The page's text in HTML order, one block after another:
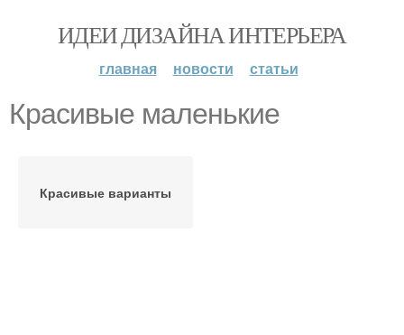
ИДЕИ ДИЗАЙНА ИНТЕРЬЕРА
главная новости статьи
Красивые маленькие
Красивые варианты